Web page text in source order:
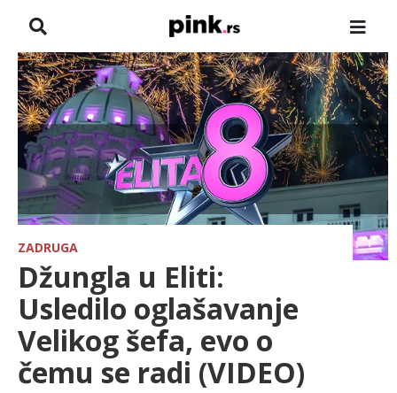
NASLOVNA
VESTI
ZADRUGA
SHOWBIZ
HRONIKA
FARMERI
TV
SPORT
ZADRUGA
Džungla u Eliti:
Usledilo oglašavanje
Velikog šefa, evo o
čemu se radi (VIDEO)